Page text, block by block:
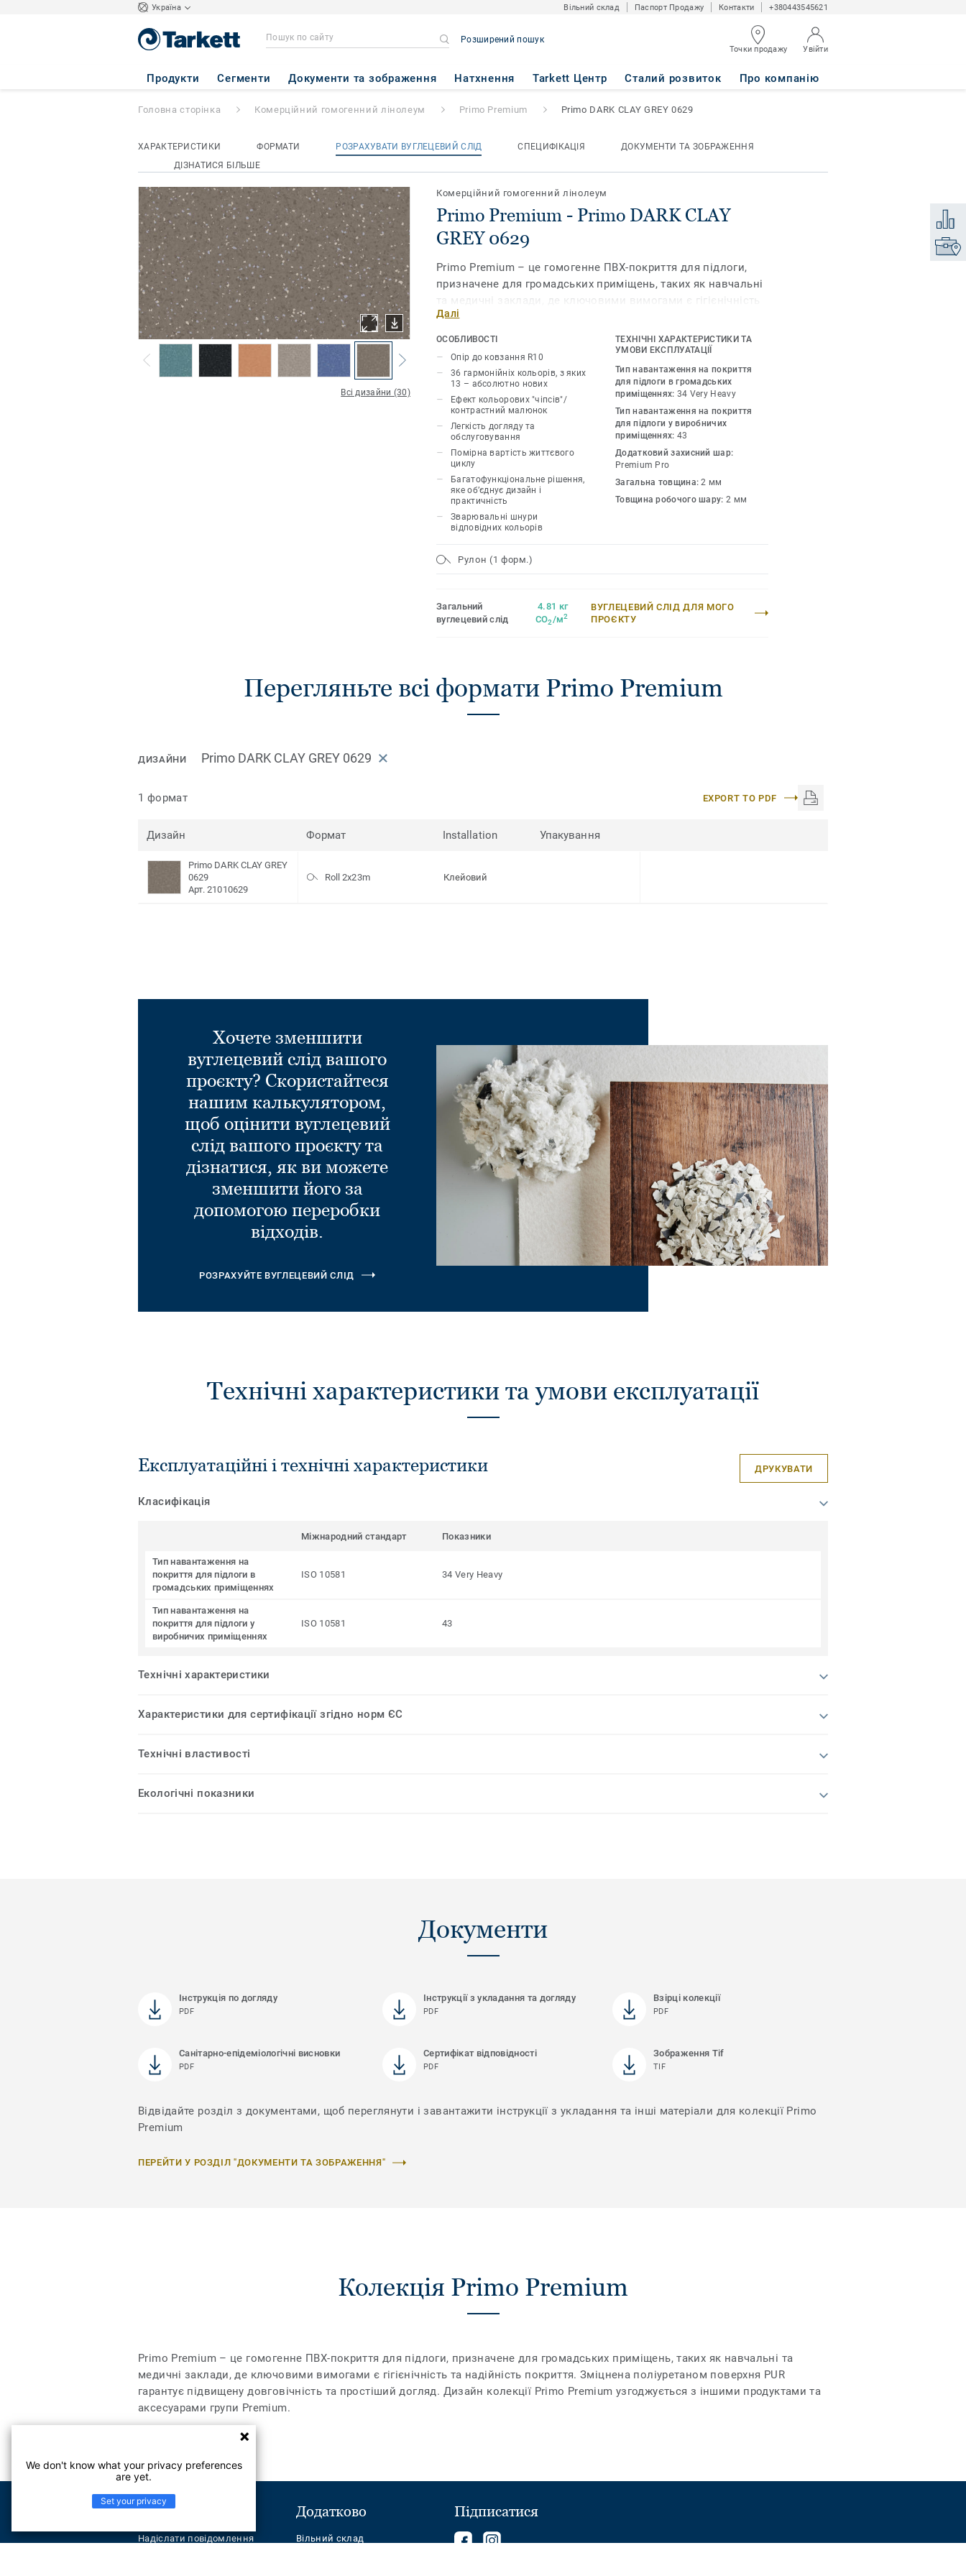
Україна Вільний склад Паспорт Продажу Контакти +380443545621
Розширений пошук
Точки продажу Увійти
Продукти Сегменти Документи та зображення Натхнення Tarkett Центр Сталий розвиток Про компанію
Primo Premium - Primo DARK CLAY GREY 0629
Головна сторінка Комерційний гомогенний лінолеум Primo Premium Primo DARK CLAY GREY 0629
ХАРАКТЕРИСТИКИ ФОРМАТИ РОЗРАХУВАТИ ВУГЛЕЦЕВИЙ СЛІД СПЕЦИФІКАЦІЯ
ДОКУМЕНТИ ТА ЗОБРАЖЕННЯ
ДІЗНАТИСЯ БІЛЬШЕ
Всі дизайни (30)
Комерційний гомогенний лінолеум
Primo Premium - Primo DARK CLAY
GREY 0629
Primo Premium – це гомогенне ПВХ-покриття для підлоги,
призначене для громадських приміщень, таких як навчальні
та медичні заклади, де ключовими вимогами є гігієнічність
та надійність покриття. Зміцнена поліуретаном поверхня
PUR гарантує підвищену довговічність та простіший догляд.
Дизайн колекції Primo Premium узгоджується з іншими
продуктами та аксесуарами групи Premium.
Далі
ОСОБЛИВОСТІ
Опір до ковзання R10
36 гармонійніх кольорів, з яких
13 – абсолютно нових
Ефект кольорових "чіпсів"/
контрастний малюнок
Легкість догляду та
обслуговування
Помірна вартість життєвого
циклу
Багатофункціональне рішення,
яке об’єднує дизайн і
практичність
Зварювальні шнури
відповідних кольорів
ТЕХНІЧНІ ХАРАКТЕРИСТИКИ ТА
УМОВИ ЕКСПЛУАТАЦІЇ
Тип навантаження на покриття
для підлоги в громадських
приміщеннях: 34 Very Heavy
Тип навантаження на покриття
для підлоги у виробничих
приміщеннях: 43
Додатковий захисний шар:
Premium Pro
Загальна товщина:2 мм
Товщина робочого шару: 2 мм
Рулон (1 форм.)
Загальний
вуглецевий слід
4.81 кг
CO2/м2
ВУГЛЕЦЕВИЙ СЛІД ДЛЯ МОГО
ПРОЄКТУ
Перегляньте всі формати Primo Premium
ДИЗАЙНИ Primo DARK CLAY GREY 0629
1 формат EXPORT TO PDF
Дизайн Формат Installation Упакування
Primo DARK CLAY GREY
0629
Арт. 21010629
Roll 2x23m Клейовий
Хочете зменшити
вуглецевий слід вашого
проєкту? Скористайтеся
нашим калькулятором,
щоб оцінити вуглецевий
слід вашого проєкту та
дізнатися, як ви можете
зменшити його за
допомогою переробки
відходів.
РОЗРАХУЙТЕ ВУГЛЕЦЕВИЙ СЛІД
Технічні характеристики та умови експлуатації
Експлуатаційні і технічні характеристики ДРУКУВАТИ
Класифікація
Міжнародний стандарт Показники
Тип навантаження на
покриття для підлоги в
громадських приміщеннях
ISO 10581 34 Very Heavy
Тип навантаження на
покриття для підлоги у
виробничих приміщеннях
ISO 10581 43
Технічні характеристики
Характеристики для сертифікації згідно норм ЄС
Технічні властивості
Екологічні показники
Документи
Інструкція по догляду
PDF
Інструкції з укладання та догляду
PDF
Взірці колекції
PDF
Санітарно-епідеміологічні висновки
PDF
Сертифікат відповідності
PDF
Зображення Tif
TIF
Відвідайте розділ з документами, щоб переглянути і завантажити інструкції з укладання та інші матеріали для колекції Primo
Premium
ПЕРЕЙТИ У РОЗДІЛ "ДОКУМЕНТИ ТА ЗОБРАЖЕННЯ"
Колекція Primo Premium
Primo Premium – це гомогенне ПВХ-покриття для підлоги, призначене для громадських приміщень, таких як навчальні та
медичні заклади, де ключовими вимогами є гігієнічність та надійність покриття. Зміцнена поліуретаном поверхня PUR
гарантує підвищену довговічність та простіший догляд. Дизайн колекції Primo Premium узгоджується з іншими продуктами та
аксесуарами групи Premium.
Підтримка
Надіслати повідомлення
Додатково
Вільний склад
Підписатися
FollowFollow
We don't know what your privacy preferences
are yet.
Set your privacy